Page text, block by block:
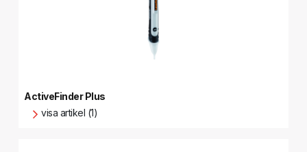
ActiveFinder Plus
visa artikel (1)